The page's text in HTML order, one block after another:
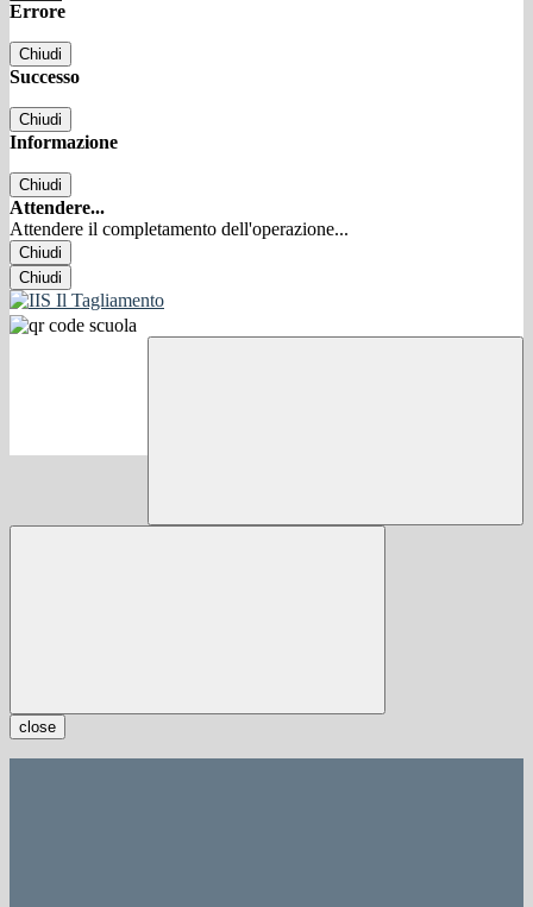
Errore
Chiudi
Successo
Chiudi
Informazione
Chiudi
Attendere...
Attendere il completamento dell'operazione...
Chiudi
Chiudi
close